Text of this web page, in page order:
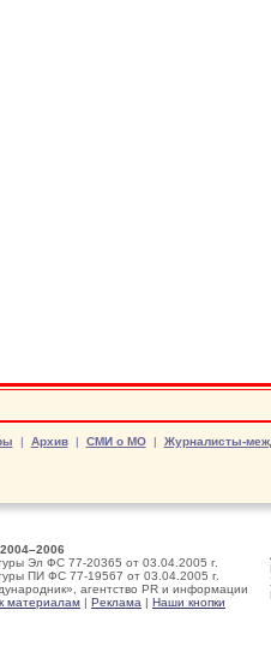
| Архив| СМИ о МО| Журналисты-
Эл ФС 77-20365 от 03.04.2005 г.
ПИ ФС 77-19567 от 03.04.2005 г.
агентство PR и информации
материалам | Реклама | Наши кнопки